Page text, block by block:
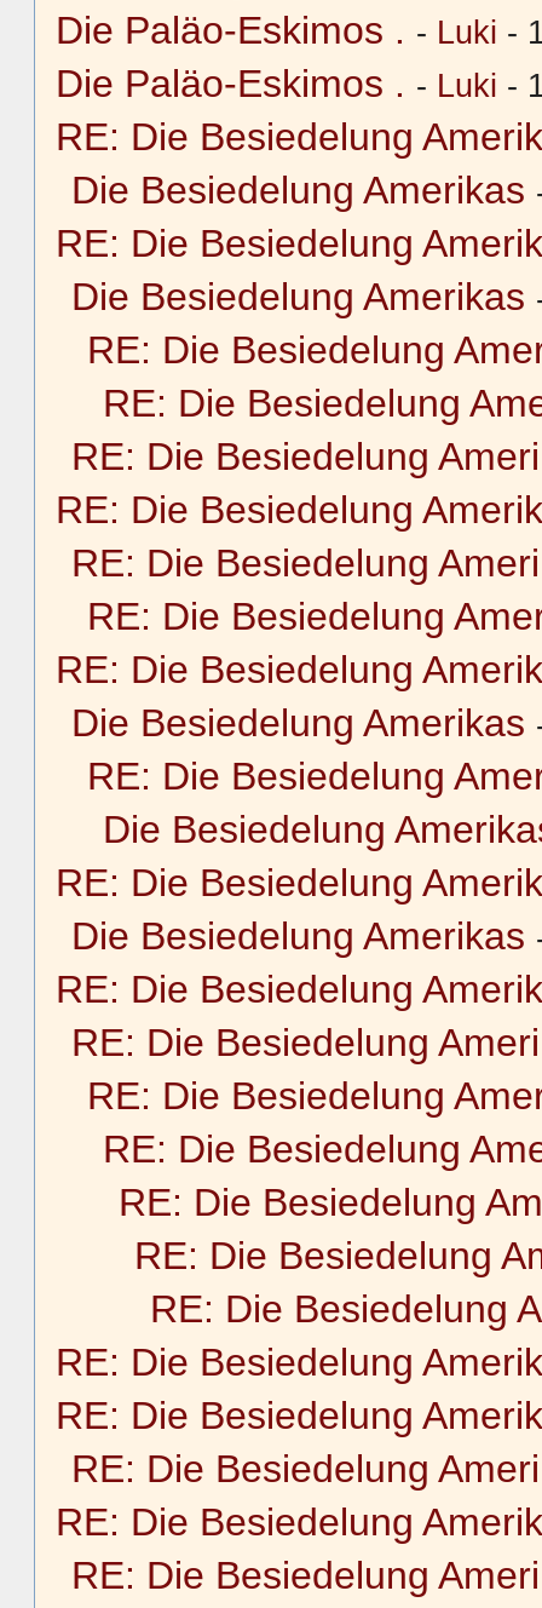
Die Paläo-Eskimos . - Luki -
Die Paläo-Eskimos . - Luki -
RE: Die Besiedelung
Die Besiedelung Amerikas
RE: Die Besiedelung
Die Besiedelung Amerikas
RE: Die Besiedelung
RE: Die Besiedelung
RE: Die Besiedelung
RE: Die Besiedelung
RE: Die Besiedelung
RE: Die Besiedelung
RE: Die Besiedelung
Die Besiedelung Amerikas
RE: Die Besiedelung
Die Besiedelung
RE: Die Besiedelung
Die Besiedelung Amerikas
RE: Die Besiedelung
RE: Die Besiedelung
RE: Die Besiedelung
RE: Die Besiedelung
RE: Die Besiedelung
RE: Die Besiedelung
RE: Die Besiedelung
RE: Die Besiedelung
RE: Die Besiedelung
RE: Die Besiedelung
RE: Die Besiedelung
RE: Die Besiedelung